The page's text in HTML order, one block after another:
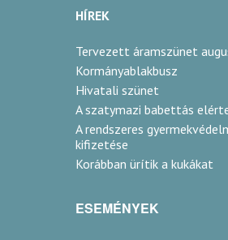
HÍREK
Tervezett áramszünet
Kormányablakbusz
Hivatali szünet
A szatymazi babettás
A rendszeres
kifizetése
Korábban ürítik a kukákat
ESEMÉNYEK